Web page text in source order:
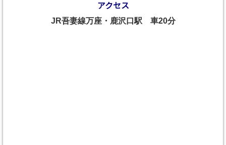
アクセス
JR吾妻線万座・鹿沢口駅 車20分